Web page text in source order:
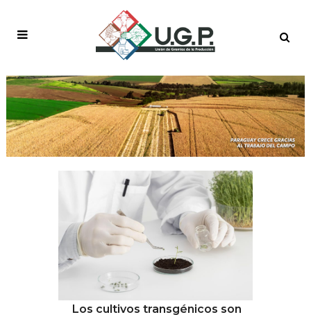
DESTACADO CHICO
Los cultivos transgénicos son